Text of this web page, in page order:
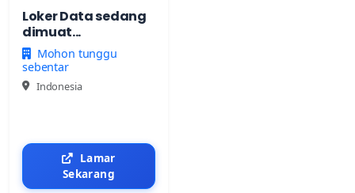
Loker Data sedang
dimuat...
Mohon tunggu
sebentar
Indonesia
Lamar
Sekarang